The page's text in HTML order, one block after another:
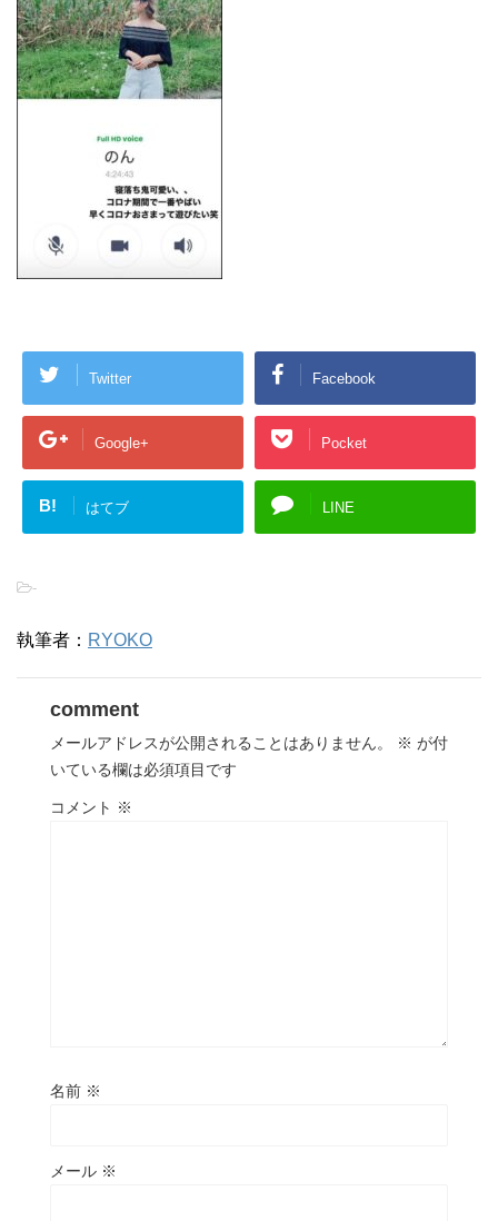
Twitter Facebook
Google+ Pocket
B! はてブ LINE
-
執筆者： RYOKO
comment
メールアドレスが公開されることはありません。 ※ が付
いている欄は必須項目です
コメント ※
名前 ※
メール ※